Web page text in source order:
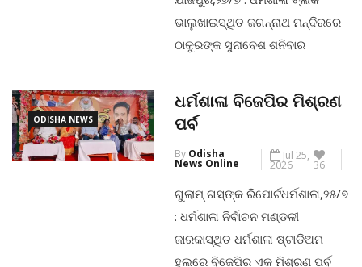
କରିଥିଲେ। ଆଜି […]
CONTINUE READING
ଭାଲୁଖାଇସ୍ଥିତ ଜଗନ୍ନାଥ ମନ୍ଦିରରେ
ଠାକୁରଙ୍କ ସୁନାବେଶ ଶନିବାର
ମନ୍ଦିରରୁ ଠାକୁର ୯ ଦିନ ଲାଗି
ଶ୍ରୀଗୁଣ୍ଡିଚା ମନ୍ଦିରକୁ ଯାଇ ଗତକାଲି
ବାହୁଡାରେ ମନ୍ଦିରକୁ ଫେରିଛନ୍ତି ।
ଶନିବାର ରଥାରୁଡ ଠାକୁରଙ୍କୁ ସୁନାବେଶ
ଠାକୁରଙ୍କ ନିତିକାନ୍ତି ପୂଜା ସରିବା ପରେ
ବ୍ରାହ୍ମଣମାନେ ରଥାରୁଡ ଠାକୁରଙ୍କୁ
ସୁନାବେଶ କରାଇଥିଲେ
ODISHA NEWS
ଧର୍ମଶାଳା ବିଜେପିର ମିଶ୍ରଣ
ପର୍ବ
By Odisha
News Online
Jul 25,
2026 36
ଗୁଲାମ୍ ଗସ୍‌ଙ୍କ ରିପୋର୍ଟଧର୍ମଶାଳା,୨୫/୭
: ଧର୍ମଶାଳା ନିର୍ବାଚନ ମଣ୍ଡଳୀ
ଜାରକାସ୍ଥିତ ଧର୍ମଶାଳା ଷ୍ଟାଡିଅମ
ହଲରେ ବିଜେପିର ଏକ ମିଶ୍ରଣ ପର୍ବ